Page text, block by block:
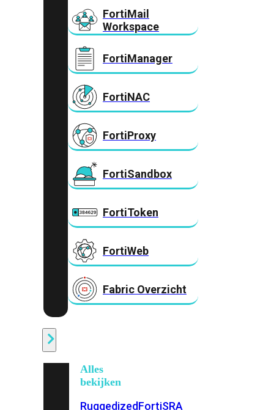
FortiMail
Workspace
FortiManager
FortiNAC
FortiProxy
FortiSandbox
FortiToken
FortiWeb
Fabric Overzicht
Alles
bekijken
RuggedizedFortiSRA